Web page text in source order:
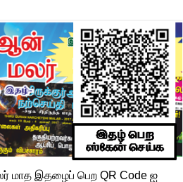
மாத இதழைப் பெற QR Code ஐ